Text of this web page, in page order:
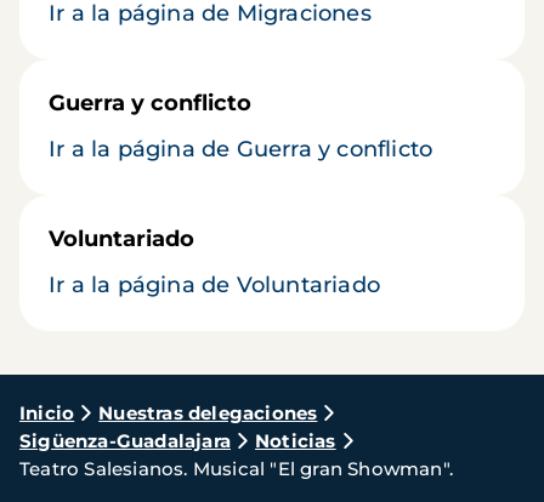
Ir a la página de Migraciones
Guerra y conflicto
Ir a la página de Guerra y conflicto
Voluntariado
Ir a la página de Voluntariado
Ruta
de
navegación
Inicio
Nuestras delegaciones
Sigüenza-Guadalajara
Noticias
Teatro Salesianos. Musical "El gran Showman".